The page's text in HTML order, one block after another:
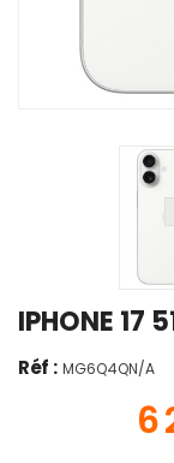
IPHONE 17
Réf : MG6Q4QN/A
6